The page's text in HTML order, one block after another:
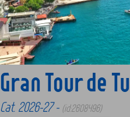
Gran Tour de
Cat. 2026-27 - (id:2608496)